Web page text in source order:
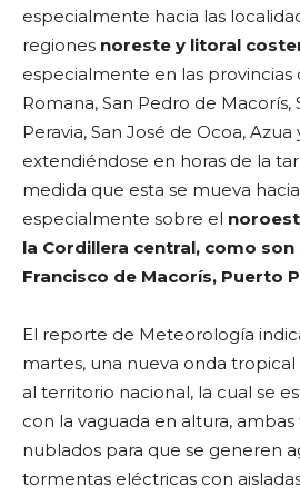
especialmente hacia las
regiones noreste y litoral
especialmente en las provincias
Romana, San Pedro de Macorís,
Peravia, San José de Ocoa, Azua
extendiéndose en horas de la
medida que esta se mueva
especialmente sobre el
la Cordillera central, como son
Francisco de Macorís, Puerto
El reporte de Meteorología
martes, una nueva onda
al territorio nacional, la cual se
con la vaguada en altura,
nublados para que se generen
tormentas eléctricas con